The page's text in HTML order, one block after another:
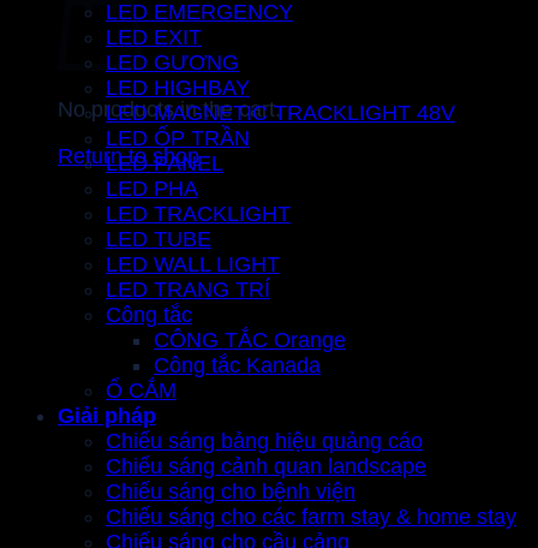
No products in the cart.
Return to shop
LED EMERGENCY
LED EXIT
LED GƯƠNG
LED HIGHBAY
LED MAGNETIC TRACKLIGHT 48V
LED ỐP TRẦN
LED PANEL
LED PHA
LED TRACKLIGHT
LED TUBE
LED WALL LIGHT
LED TRANG TRÍ
Công tắc
CÔNG TẮC Orange
Công tắc Kanada
Ổ CẮM
Giải pháp
Chiếu sáng bảng hiệu quảng cáo
Chiếu sáng cảnh quan landscape
Chiếu sáng cho bệnh viện
Chiếu sáng cho các farm stay & home stay
Chiếu sáng cho cầu cảng